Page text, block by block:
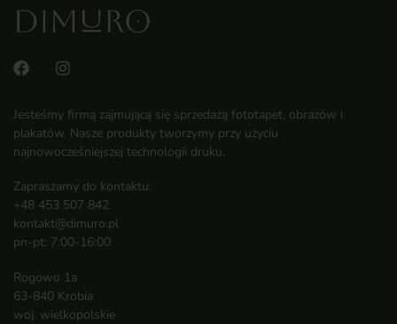
Jesteśmy firmą zajmującą się sprzedażą fototapet, obrazów i
plakatów. Nasze produkty tworzymy przy użyciu
najnowocześniejszej technologii druku.
Zapraszamy do kontaktu:
+48 453 507 842
kontakt@dimuro.pl
pn-pt: 7:00-16:00
Rogowo 1a
63-840 Krobia
woj. wielkopolskie